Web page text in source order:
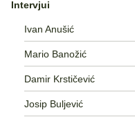
Intervjui
Ivan Anušić
Mario Banožić
Damir Krstičević
Josip Buljević